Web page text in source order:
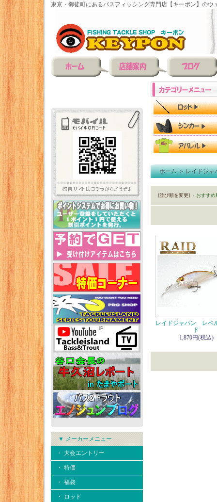
東京・御徒町にあるバスフィッシング専門店【キーポン】のウ
▼ メーカーメニュー
・ 大会エントリー
・ 特価
・ 福袋
・ ロッド
ホーム＞レイドジャ
[並び順を変更] ・おすすめ
レイドジャパン レベ
ド
1,870円(税込)